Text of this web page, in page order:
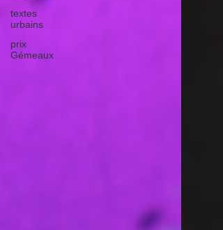
textes
urbains
prix
Gémeaux